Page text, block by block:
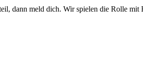
dann meld dich. Wir spielen die Rolle mit